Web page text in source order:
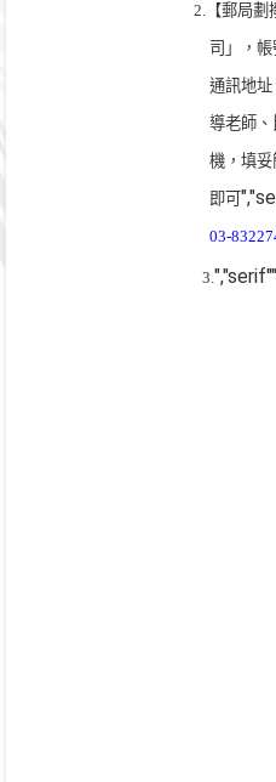
2.【郵局劃
司」，帳
通訊地
導老師
機，填
即可
03-
3.